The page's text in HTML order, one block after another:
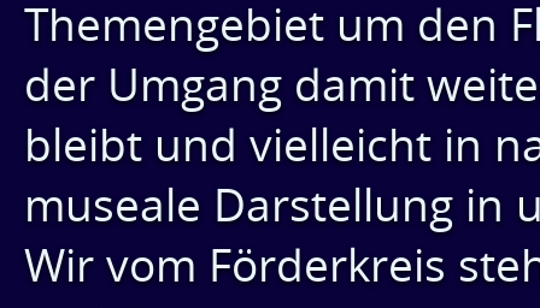
Themengebiet um den
der Umgang damit
bleibt und vielleicht in
museale Darstellung in
Wir vom Förderkreis